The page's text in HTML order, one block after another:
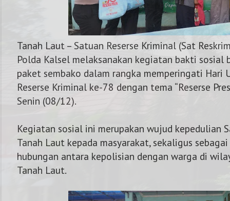
Tanah Laut – Satuan Reserse Kriminal (Sat
Polda Kalsel melaksanakan kegiatan bakti sosial
paket sembako dalam rangka memperingati Hari
Reserse Kriminal ke-78 dengan tema “Reserse
Senin (08/12).
Kegiatan sosial ini merupakan wujud kepedulian
Tanah Laut kepada masyarakat, sekaligus
hubungan antara kepolisian dengan warga di
Tanah Laut.
NOMOR